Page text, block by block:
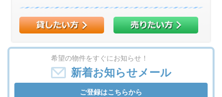
希望の物件をすぐにお知らせ！
新着お知らせメール
ご登録はこちらから